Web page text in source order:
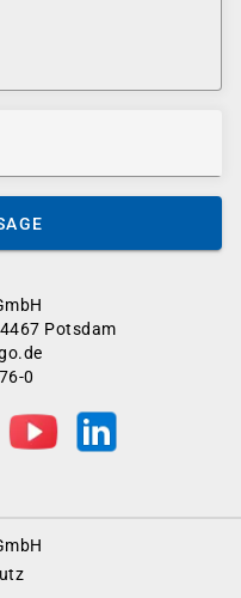
Potsdam
0